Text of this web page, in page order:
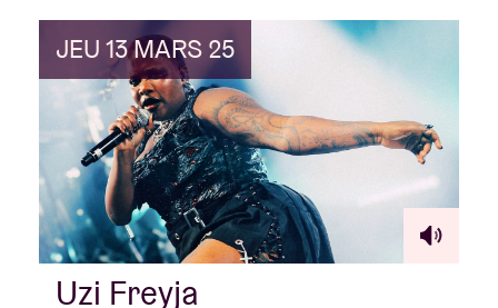
JEU 13 MARS 25
Uzi Freyja